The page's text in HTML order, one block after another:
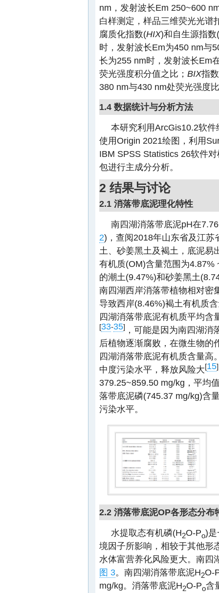
nm，发射波长Em 250~600
白样测定，样品三维荧光光谱
腐质化指数(HIX)和自生源指数(
时，发射波长Em为450 nm与
长为255 nm时，发射波长Em
荧光强度积分值之比； BIX指
380 nm与430 nm处荧光强度
1.4 数据统计与分析方法
本研究利用ArcGis10.2软
使用Origin 2021绘图，利用
IBM SPSS Statistics 26软件
包进行主成分分析。
2 结果与讨论
2.1 消落带底泥理化特性
南四湖消落带底泥pH在
2)，查阅2018年山东省及江苏
土、砂姜黑土及褐土，底泥易
有机质(OM)含量范围为4.87%
的潮土(9.47%)和砂姜黑土
南四湖西岸消落带植物相对密
导致西岸(8.46%)褐土有机质
四湖消落带底泥有机质平均含
[33-35] ，可能是因为南四湖
后植物逐渐腐败，在微生物的
四湖消落带底泥有机质含量高
中度污染水平，释放风险大[15]
379.25~859.50 mg/kg，平均
落带底泥磷(745.37 mg/kg)含
污染水平。
2.2 消落带底泥OP各形态分布
水提取态有机磷(H2O-Po)是
境因子所影响，相较于其他形
水体富营养化风险更大。南四
图 3。南四湖消落带底泥H2O-
mg/kg。消落带底泥H2O-Po含